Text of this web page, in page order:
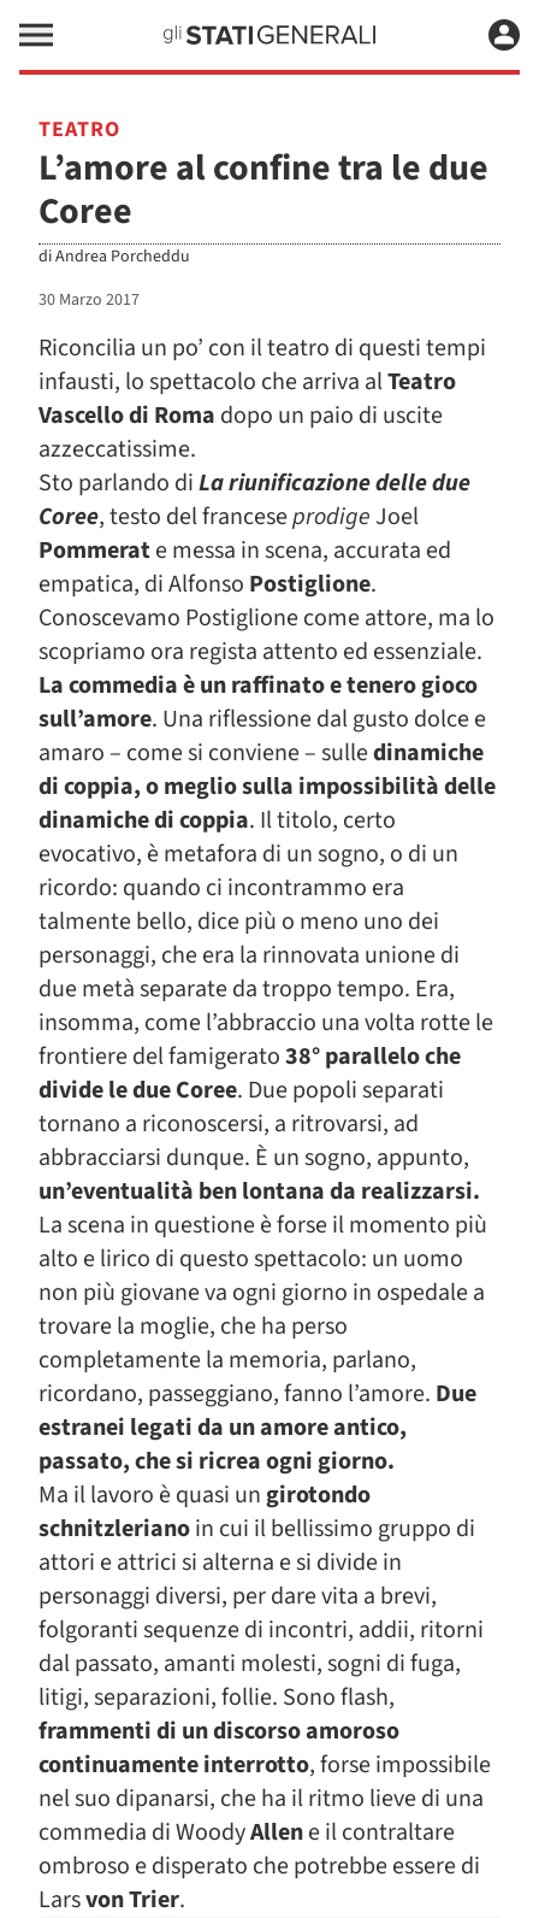
TEATRO
L’amore al confine tra le due
Coree
diAndrea Porcheddu
30 Marzo 2017
Riconcilia un po’ con il teatro di questi tempi
infausti, lo spettacolo che arriva alTeatro
Vascello di Roma dopo un paio di uscite
azzeccatissime.
Sto parlando diLa riunificazione delle due
Coree, testo del franceseprodigeJoel
Pommerate messa in scena, accurata ed
empatica, di Alfonso Postiglione.
Conoscevamo Postiglione come attore, ma lo
scopriamo ora regista attento ed essenziale.
La commedia è un raffinato e tenero gioco
sull’amore. Una riflessione dal gusto dolce e
amaro – come si conviene – sulledinamiche
di coppia, o meglio sulla impossibilità delle
dinamiche di coppia. Il titolo, certo
evocativo, è metafora di un sogno, o di un
ricordo: quando ci incontrammo era
talmente bello, dice più o meno uno dei
personaggi, che era la rinnovata unione di
due metà separate da troppo tempo. Era,
insomma, come l’abbraccio una volta rotte le
frontiere del famigerato38° parallelo che
divide le due Coree. Due popoli separati
tornano a riconoscersi, a ritrovarsi, ad
abbracciarsi dunque. È un sogno, appunto,
un’eventualità ben lontana da realizzarsi.
La scena in questione è forse il momento più
alto e lirico di questo spettacolo: un uomo
non più giovane va ogni giorno in ospedale a
trovare la moglie, che ha perso
completamente la memoria, parlano,
ricordano, passeggiano, fanno l’amore. Due
estranei legati da un amore antico,
passato, che si ricrea ogni giorno.
Ma il lavoro è quasi ungirotondo
schnitzlerianoin cui il bellissimo gruppo di
attori e attrici si alterna e si divide in
personaggi diversi, per dare vita a brevi,
folgoranti sequenze di incontri, addii, ritorni
dal passato, amanti molesti, sogni di fuga,
litigi, separazioni, follie. Sono flash,
frammenti di un discorso amoroso
continuamente interrotto, forse impossibile
nel suo dipanarsi, che ha il ritmo lieve di una
commedia di WoodyAllene il contraltare
ombroso e disperato che potrebbe essere di
Larsvon Trier.